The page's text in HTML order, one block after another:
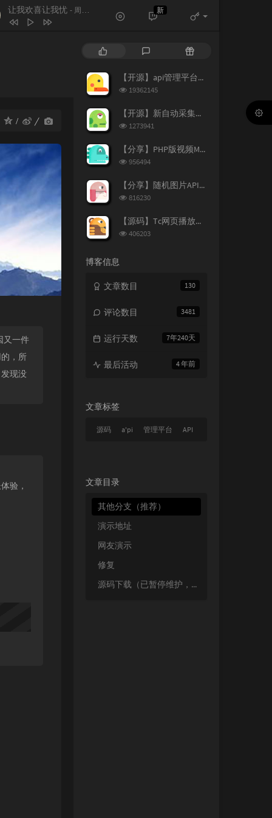
让我欢喜让我忧 - 周华健
郁可唯
周笔畅
遇到 方雅贤
一只毒月饼
新
又一件
，所
现没
验，
文
章
评
论
随
文【开源】api管理平台源码v1.2
浏
次
数:
19362145
【开源】新自动采集影视CMS程序开源
浏
次
数:
1273941
【分享】PHP版视频M3U8切片上传阿里图床源码
浏
次
数:
956494
【分享】随机图片API源码（附新图片数据）
浏
次
数:
816230
【源码】Tc网页播放器个人增强版
浏
406203
博客信息
130
文章数目
3481
评论数目
7年240天
运行天数
4 年前
最后活动
文章标签
源码 a'pi 管理平台 API
文章目录
其他分支（推荐）
演示地址
网友演示
修复
源码下载（已暂停维护，请下上面那版）